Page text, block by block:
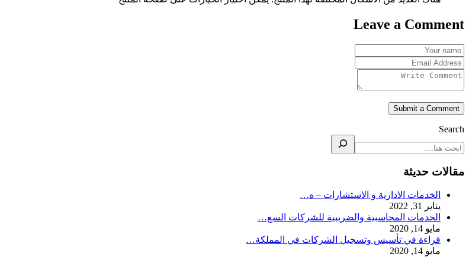
Leave a Comment
Submit a Comment
Search
مقالات حديثة
الخدمات الادارية و الاستشارات – ه…
يناير 31, 2022
الخدمات المحاسبية والضريبية للشركات السع…
مايو 14, 2020
قراءة في تأسيس وتسجيل الشركات في المملكة…
مايو 14, 2020